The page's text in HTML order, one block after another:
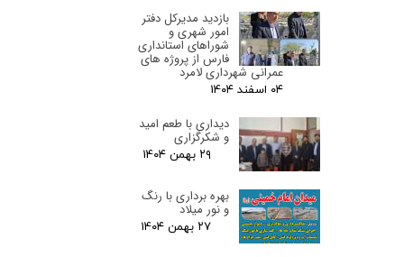
بازدید مدیرکل دفتر
امور شهری و
شوراهای استانداری
فارس از پروژه های
عمرانی شهرداری لامرد
۰۴ اسفند ۰۴
دیداری با طعم امید
و شکرگزاری
۲۹ بهمن ۰۴
بهره برداری با رنگ
و نور میلاد
۲۷ بهمن ۰۴